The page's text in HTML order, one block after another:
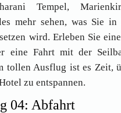
Tempel,
mehr sehen, was Sie in
wird. Erleben Sie
eine Fahrt mit der
tollen Ausflug ist es Zeit,
zu entspannen.
04: Abfahrt